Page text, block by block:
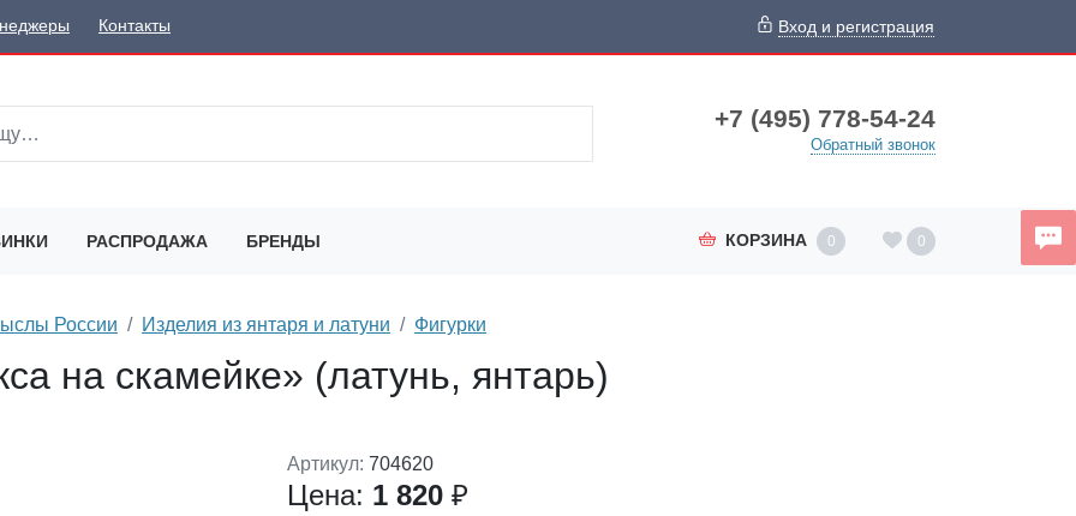
Контакты Вход и регистрация
+7 (495) 778-54-24
Обратный звонок
РАСПРОДАЖА БРЕНДЫ КОРЗИНА 0 0
России Изделия из янтаря и латуни Фигурки
на скамейке» (латунь, янтарь)
Артикул: 704620
Цена: 1 820 ₽